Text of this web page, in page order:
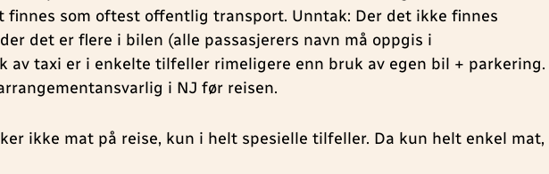
finnes som oftest offentlig transport. Unntak: Der det ikke finnes
det er flere i bilen (alle passasjerers navn må oppgis i
av taxi er i enkelte tilfeller rimeligere enn bruk av egen bil + parkering.
i NJ før reisen.
ikke mat på reise, kun i helt spesielle tilfeller. Da kun helt enkel mat,